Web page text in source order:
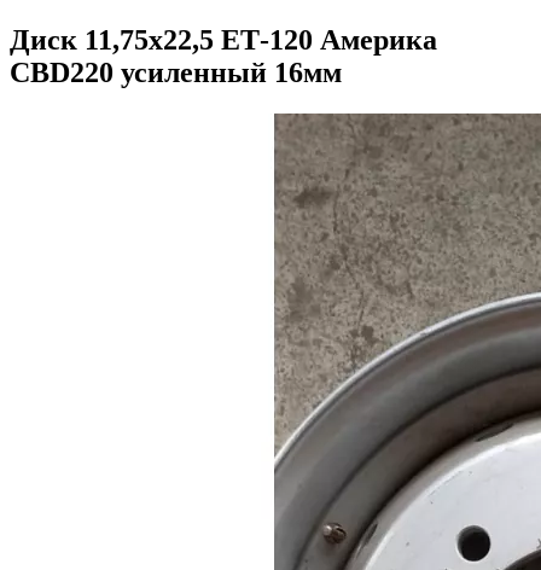
Диск 11,75х22,5 ЕТ-120 Америка
CBD220 усиленный 16мм